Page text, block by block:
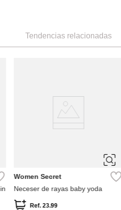
Tendencias relacionadas
Women Secret
Neceser de rayas baby yoda
Ref.23.99